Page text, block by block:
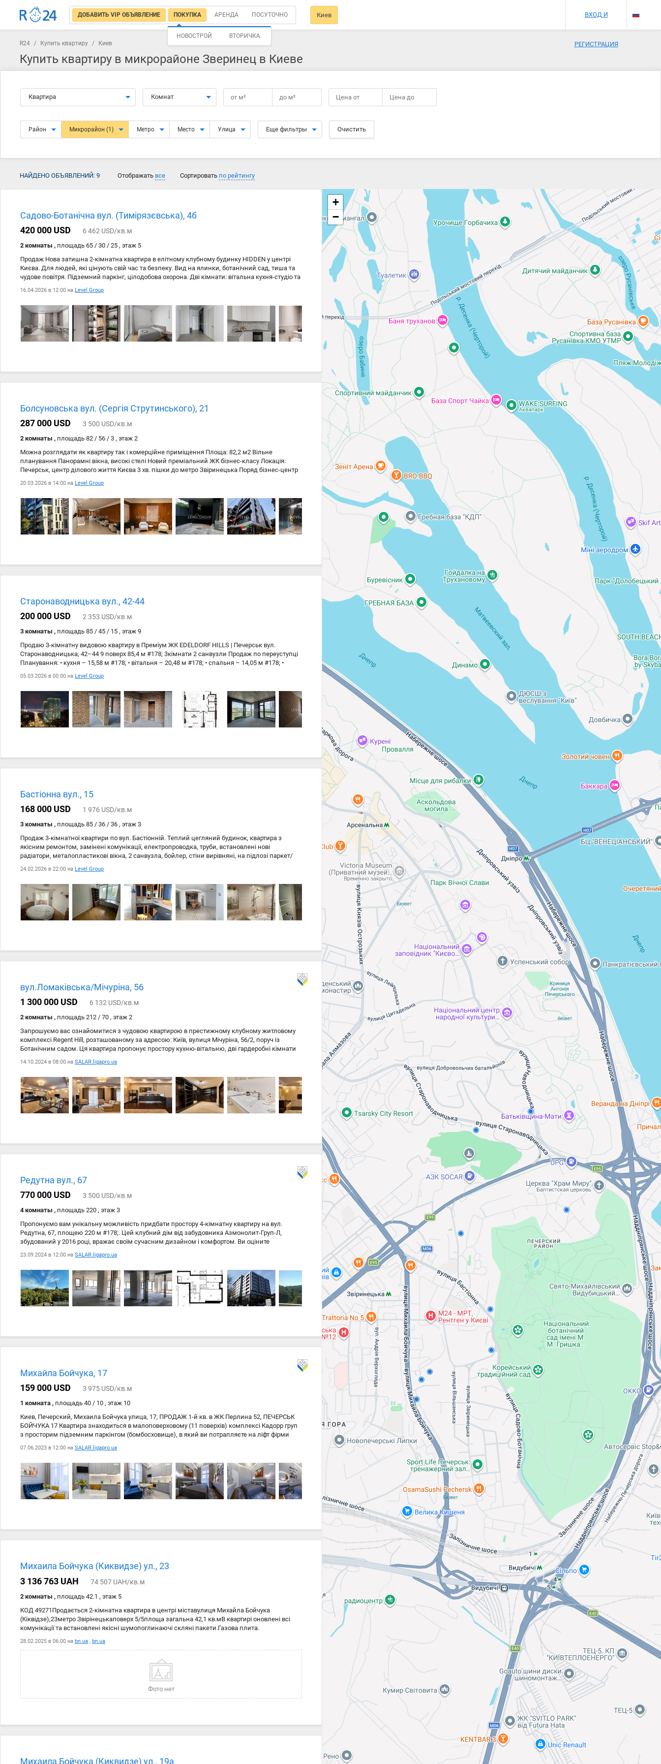
ДОБАВИТЬ VIP ОБЪЯВЛЕНИЕ ПОКУПКА
НОВОСТРОЙ ВТОРИЧКА
АРЕНДА ПОСУТОЧНО Киев ВХОД И
РЕГИСТРАЦИЯ
R24 / Купить квартиру / Киев
Купить квартиру в микрорайоне Зверинец в Киеве
Квартира Комнат от м² до м² Цена от Цена до
Район Микрорайон (1) Метро Место Улица Еще фильтры Очистить
НАЙДЕНО ОБЪЯВЛЕНИЙ: 9 Отображать все Сортировать по рейтингу
Садово-Ботанічна вул. (Тимірязєвська), 4б
420 000 USD
6 462 USD/кв.м
2 комнаты , площадь 65 / 30 / 25 , этаж 5
Продаж Нова затишна 2-кімнатна квартира в елітному клубному будинку HIDDEN у центрі
Києва. Для людей, які цінують свій час та безпеку. Вид на ялинки, ботанічний сад, тиша та
чудове повітря. Підземний паркінг, цілодобова охорона. Дві кімнати: вітальна кухня-студіо та
спальня. Місткі шафи для зберігання. Сучасна техніка, кондиціонери, стриманий
мінімалістичний дизайн.
16.04.2026 в 12:00 на Level Group
Болсуновська вул. (Сергія Струтинського), 21
287 000 USD
3 500 USD/кв.м
2 комнаты , площадь 82 / 56 / 3 , этаж 2
Можна розглядати як квартиру так і комерційне приміщення Площа: 82,2 м2 Вільне
планування Панорамні вікна, високі стелі Новий преміальний ЖК бізнес-класу Локація:
Печерськ, центр ділового життя Києва 3 хв. пішки до метро Звіринецька Поряд бізнес-центр
IQ, офіси міжнародних компаній, престижні ЖК Переваги для бізнесу: Високий пішохідний і
автомобільний трафік Платоспроможна аудиторія Підходить для: офісу, медичного чи beauty-
центруі, шоу-руму, магазину. Будинок має автономний генератор, що дозволяє бути 24/7 зі
світлом.
20.03.2026 в 14:00 на Level Group
Старонаводницька вул., 42-44
200 000 USD
2 353 USD/кв.м
3 комнаты , площадь 85 / 45 / 15 , этаж 9
Продаю 3-кімнатну видовою квартиру в Преміум ЖК EDELDORF HILLS | Печерськ вул.
Старонаводницька, 42–44 9 поверх 85,4 м #178; 3кімнати 2 санвузли Продаж по переуступці
Планування: • кухня – 15,58 м #178; • вітальня – 20,48 м #178; • спальня – 14,05 м #178; •
спальня – 16,76 м #178; • передпокій – 11,18 м #178; • ванна кімната – 3,93 м #178; • окремий
санвузол – 3,42 м #178; Переваги: Вид на Батьківщину-Мати, Дніпро, міст Патона Вікна від
підлоги до стелі (висота – 3 м), панорамне скління Власна котельня в будинку
Трьохрівневий підземний паркінг з ліфтом Закрита територія з охороною,
відеоспостереженням та консьєрж-сервісом Екозона на даху з парком, водоспадом, кафе,
дитячим майданчиком У будинку також: лаунж-ресторан, спортзал, бібліотека Поруч 5 парків
і 3 станції метро (Печерська, Арсенальна, Дружби Народів — 10–15 хв) Здача будинку – 4
05.03.2026 в 00:00 на Level Group
Бастіонна вул., 15
168 000 USD
1 976 USD/кв.м
3 комнаты , площадь 85 / 36 / 36 , этаж 3
Продаж 3-кімнатної квартири по вул. Бастіонній. Теплий цегляний будинок, квартира з
якісним ремонтом, замінені комунікації, електропроводка, труби, встановлені нові
радіатори, металопластикові вікна, 2 санвузла, бойлер, стіни вирівняні, на підлозі паркет/
ламінат/плитка, вбудована кухня та побутова техніка провідних виробників, санвузол
облицьований кахлем, якісна сантехніка, балкон засклений, чистий, охайний підїзд, тихий,
зелений двір, всі обєкти інфраструктури в пішій доступності, поряд парк, ст. м. Звіринецька -
7 хвилин.
24.02.2026 в 22:00 на Level Group
вул.Ломаківська/Мічуріна, 56
1 300 000 USD
6 132 USD/кв.м
2 комнаты , площадь 212 / 70 , этаж 2
Запрошуємо вас ознайомитися з чудовою квартирою в престижному клубному житловому
комплексі Regent Hill, розташованому за адресою: Київ, вулиця Мічуріна, 56/2, поруч із
Ботанічним садом. Ця квартира пропонує простору кухню-вітальню, дві гардеробні кімнати
та затишну спальню з окремим санвузлом. Вона вже облаштована всією необхідною
технікою та меблями, що забезпечують комфортне проживання з використанням якісних
матеріалів. Спальня знаходиться в захищеній кімнаті, що гарантує безпеку під час
повітряних тривог. Крім того, на поверсі ви знайдете СПА-комплекс, доступний лише для
мешканців, а також підземний та гостьовий паркінги для вашої зручності. Не втрачайте
шанс стати частиною цього чудового житлового комплексу! Зателефонуйте зараз, щоб
організувати перегляд і відчути атмосферу комфортного життя в Regent Hill! 2412
14.10.2024 в 08:00 на SALAR.ligapro.ua
Редутна вул., 67
770 000 USD
3 500 USD/кв.м
4 комнаты , площадь 220 , этаж 3
Пропонуємо вам унікальну можливість придбати простору 4-кімнатну квартиру на вул.
Редутна, 67, площею 220 м #178;. Цей клубний дім від забудовника Азмонолит-Груп-Л,
збудований у 2016 році, вражає своїм сучасним дизайном і комфортом. Ви оціните
просторий хол з витворами мистецтва Романа Мініна, а також переваги open space, що
забезпечать максимальну свободу планування. Для вашого зручства передбачена гостьова
парковка та підземний паркінг на два рівні. Безпека гарантована завдяки
відеоспостереженню по всьому периметру. Автономне опалення забезпечить комфорт у
будь-яку пору року. На поверсі лише чотири квартири, що гарантує тишу та затишок.
Насолоджуйтесь чудовим видом на Батьківщину-Мати та спокійний Печерськ. Не втрачайте
цю можливість! Звяжіться з нами для детальної інформації та організації перегляду. Ваш
23.09.2024 в 12:00 на SALAR.ligapro.ua
Михайла Бойчука, 17
159 000 USD
3 975 USD/кв.м
1 комната , площадь 40 / 10 , этаж 10
Киев, Печерский, Михаила Бойчука улица, 17, ПРОДАЖ 1-й кв. в ЖК Перлина 52, ПЕЧЕРСЬК
БОЙЧУКА 17 Квартира знаходиться в малоповерховому (11 поверхів) комплексі Кадорр груп
з просторим підземним паркінгом (бомбосховище), в який ви потрапляєте на ліфт фірми
KOEN, встановлений генератор, охорона. Квартира складається: передпокій, санвузол,
містка вбиральня, кухня-вітальня, спальня з виходом на балкон-паті. Авторський ремонт
виконаний із високоякісних матеріалів, оформлення картинами на замовлення, освітлення
із сучасних колекцій. На підлозі в спальні є натуральна паркетна дошка, в інших кімнатах
керамічна плитка з підігрівом підлоги, вбудована побутова техніка, якісна сантехніка,
встановлені лічильники. Продаж без податків, переуступка (з переуступки можлива
розстрочка)
07.06.2023 в 12:00 на SALAR.ligapro.ua
Михаила Бойчука (Киквидзе) ул., 23
3 136 763 UAH
74 507 UAH/кв.м
2 комнаты , площадь 42.1 , этаж 5
КОД 49271Продається 2-кімнатна квартира в центрі міставулиця Михайла Бойчука
(Кіквідзе),23метро Звірінецькаповерх 5/5площа загальна 42,1 кв.мВ квартирі оновлені всі
комунікації та встановлені якісні шумопоглинаючі скляні пакети.Газова плита.
оптоволокновий інтернет.Вікна виходять на Новопечерські Липки.Над квартирою
знаходиться технічний поверх.Будинок кірпічний.В підїзді зроблений ремонт та встановлені
нові склопакети. На вхідних дверях кодовий замок.До метро Звірінецька 12 хвилин пішки, до
10 хвилин на авто - до Хрещатика,дуже зручний виїзд за місто, на Лівий берег та в
направленні ВДНГ.Поруч Ботанічний Сад ім.Гришка, Сільпо, кавярнф та
ресторани.Brokingdom. Ми надаємо весь комплекс рієлторськихпослуг - консультуємо,
допомагаємо підібрати, купити,продати, орендувати або здати в оренду квартиру,будинок
28.02.2025 в 06:00 на bn.ua bn.ua
Фото нет
28.02 bn.ua
Михаила Бойчука (Киквидзе) ул., 19а
+
−